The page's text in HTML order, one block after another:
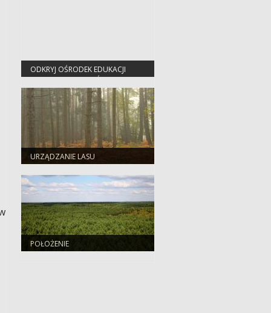
ODKRYJ OŚRODEK EDUKACJI
PRZYRODNICZO-LEŚNEJ W
JEZIORACH WYSOKICH
URZĄDZANIE LASU
POŁOŻENIE